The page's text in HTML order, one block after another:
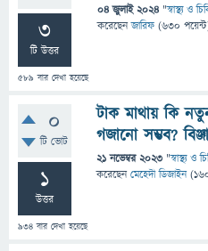
3
টি উত্তর
589 বার দেখা হয়েছে
04 জুলাই 2024 "স্বাস্থ্য ও
করেছেনজারিফ (630
0
টি ভোট
1
উত্তর
934 বার দেখা হয়েছে
টাক মাথায় কি
গজানো সম্ভব?
21 নভেম্বর 2023 "স্বাস্থ্য ও
করেছেনমেহেদী ডিজাইন (